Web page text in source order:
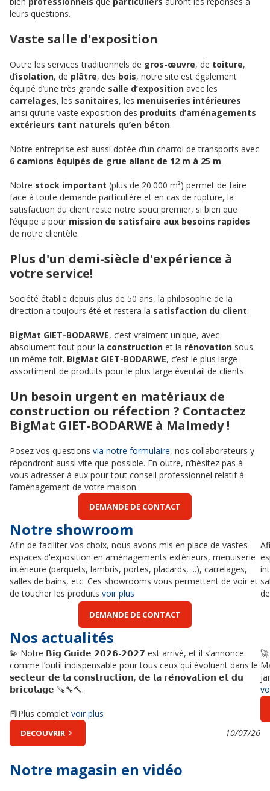
leurs questions.
Vaste salle d'exposition
Outre les services traditionnels de gros-œuvre, de toiture,
d’isolation, de plâtre, des bois, notre site est également
équipé d’une très grande salle d’exposition avec les
carrelages, les sanitaires, les menuiseries intérieures
ainsi qu’une vaste exposition des produits d’aménagements
extérieurs tant naturels qu’en béton.
Notre entreprise est aussi dotée d’un charroi de transports avec
6 camions équipés de grue allant de 12 m à 25 m.
Notre stock important (plus de 20.000 m²) permet de faire
face à toute demande particulière et en cas de rupture, la
satisfaction du client reste notre souci premier, si bien que
l’équipe a pour mission de satisfaire aux besoins rapides
de notre clientèle.
Plus d'un demi-siècle d'expérience à
votre service!
Société établie depuis plus de 50 ans, la philosophie de la
direction a toujours été et restera la satisfaction du client.
BigMat GIET-BODARWE, c’est vraiment unique, avec
absolument tout pour la construction et la rénovation sous
un même toit. BigMat GIET-BODARWE, c’est le plus large
assortiment de produits pour le plus large éventail de clients.
Un besoin urgent en matériaux de
construction ou réfection ? Contactez
BigMat GIET-BODARWE à Malmedy !
Posez vos questions via notre formulaire, nos collaborateurs y
répondront aussi vite que possible. En outre, n’hésitez pas à
vous adresser à eux pour tout conseil professionnel relatif à
l’aménagement de votre maison.
DEMANDE DE CONTACT
Notre showroom
Afin de faciliter vos choix, nous avons mis en place de vastes
espaces d'exposition en aménagements extérieurs, menuiserie
intérieure (parquets, lambris, portes, placards, ...), carrelages,
salles de bains, etc. Ces showrooms vous permettent de voir et
de toucher les produits voir plus
DEMANDE DE CONTACT
Nos actualités
💫 Notre 𝗕𝗶𝗴 𝗚𝘂𝗶𝗱𝗲 𝟮𝟬𝟮𝟲-𝟮𝟬𝟮𝟳 est arrivé, et il s’annonce
comme l’outil indispensable pour tous ceux qui évoluent dans le
𝘀𝗲𝗰𝘁𝗲𝘂𝗿 𝗱𝗲 𝗹𝗮 𝗰𝗼𝗻𝘀𝘁𝗿𝘂𝗰𝘁𝗶𝗼𝗻, 𝗱𝗲 𝗹𝗮 𝗿𝗲́𝗻𝗼𝘃𝗮𝘁𝗶𝗼𝗻 𝗲𝘁 𝗱𝘂
𝗯𝗿𝗶𝗰𝗼𝗹𝗮𝗴𝗲 🪚🔧🔨.
📕Plus complet voir plus
DECOUVRIR 10/07/26
Notre magasin en vidéo